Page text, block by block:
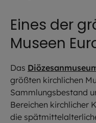
Eines der
Museen
Das
größten kirchlichen
Sammlungsbestand
Bereichen kirchlicher
die